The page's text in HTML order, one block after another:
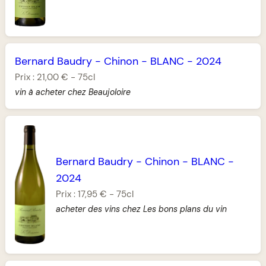
Bernard Baudry - Chinon - BLANC - 2024
Prix : 21,00 € - 75cl
vin à acheter chez Beaujoloire
Bernard Baudry - Chinon - BLANC -
2024
Prix :17,95 € -75cl
acheter des vins chez Les bons plans du vin